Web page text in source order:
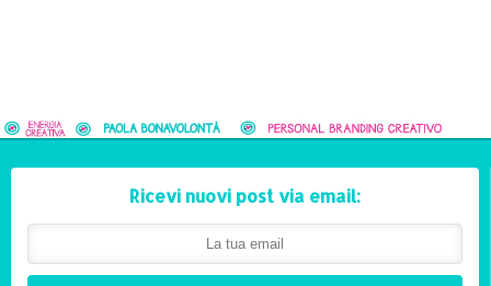
Ricevi nuovi post via email: